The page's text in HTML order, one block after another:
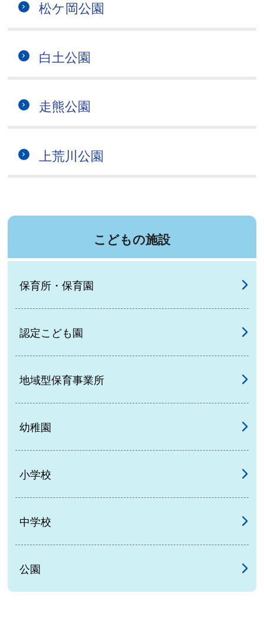
松ケ岡公園
白土公園
走熊公園
上荒川公園
こどもの施設
保育所・保育園
認定こども園
地域型保育事業所
幼稚園
小学校
中学校
公園